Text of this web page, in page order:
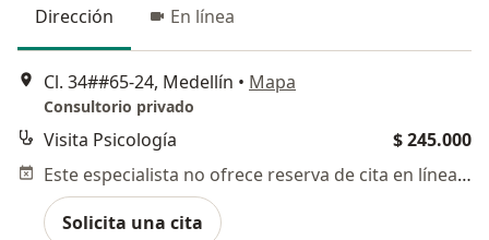
Dirección En línea
Cl. 34##65-24, Medellín • Mapa
Consultorio privado
Visita Psicología
$ 245.000
Este especialista no ofrece reserva de cita en línea en esta dirección.
Solicita una cita